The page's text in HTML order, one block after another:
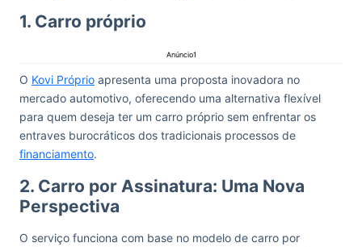
1. Carro próprio
Anúncio1
O Kovi Próprio apresenta uma proposta inovadora no
mercado automotivo, oferecendo uma alternativa flexível
para quem deseja ter um carro próprio sem enfrentar os
entraves burocráticos dos tradicionais processos de
financiamento.
2. Carro por Assinatura: Uma Nova
Perspectiva
O serviço funciona com base no modelo de carro por